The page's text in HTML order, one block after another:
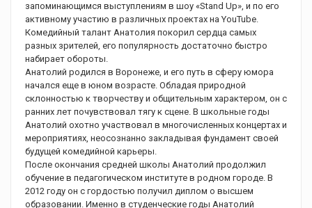
запоминающимся выступлениям в шоу «Stand Up», и по его
активному участию в различных проектах на YouTube.
Комедийный талант Анатолия покорил сердца самых
разных зрителей, его популярность достаточно быстро
набирает обороты.
Анатолий родился в Воронеже, и его путь в сферу юмора
начался еще в юном возрасте. Обладая природной
склонностью к творчеству и общительным характером, он с
ранних лет почувствовал тягу к сцене. В школьные годы
Анатолий охотно участвовал в многочисленных концертах и
мероприятиях, неосознанно закладывая фундамент своей
будущей комедийной карьеры.
После окончания средней школы Анатолий продолжил
обучение в педагогическом институте в родном городе. В
2012 году он с гордостью получил диплом о высшем
образовании. Именно в студенческие годы Анатолий